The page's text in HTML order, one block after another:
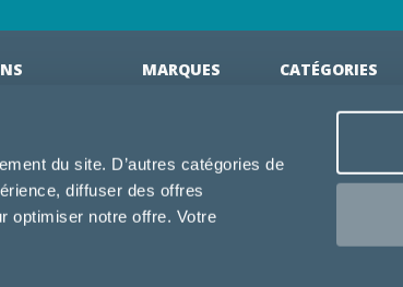
du site. D’autres catégories de
diffuser des offres
optimiser notre offre. Votre
MARQUES
Hill's pet Nutrition
Virbac
Purina Pro Plan
CATÉGORIES
Jouets chien